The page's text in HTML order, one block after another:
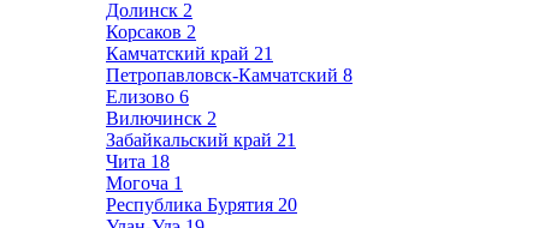
Долинск 2
Корсаков 2
Камчатский край 21
Петропавловск-Камчатский 8
Елизово 6
Вилючинск 2
Забайкальский край 21
Чита 18
Могоча 1
Республика Бурятия 20